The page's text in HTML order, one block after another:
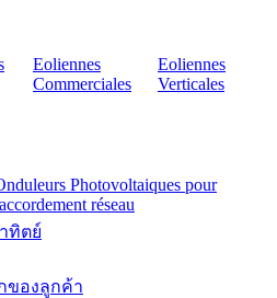
Eoliennes
Commerciales
Eoliennes
Verticales
Photovoltaiques pour
réseau
ทิตย์
ของลูกค้า